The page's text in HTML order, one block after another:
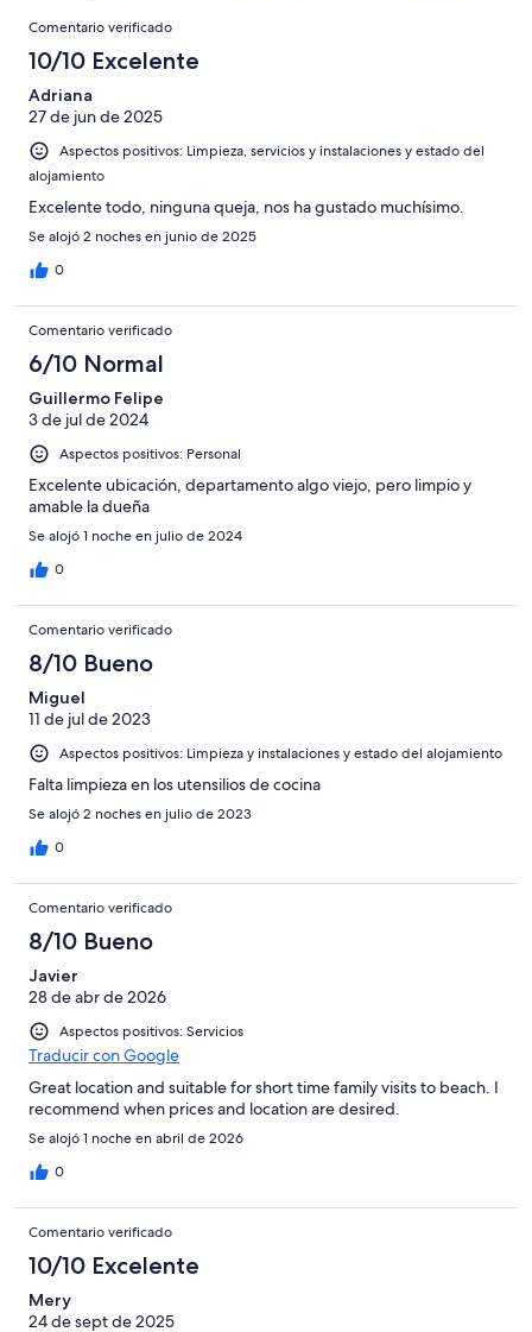
Bueno
puntuación
Normal
una
puntuación
Mediocre
30
una
puntuación
de
Comentarios
Comentario verificado
10/10 Excelente
Adriana
27 de jun de 2025
Aspectos positivos: Limpieza, servicios y instalaciones y estado del
alojamiento
Excelente todo, ninguna queja, nos ha gustado muchísimo.
Se alojó 2 noches en junio de 2025
0
Comentario verificado
6/10 Normal
Guillermo Felipe
3 de jul de 2024
Aspectos positivos: Personal
Excelente ubicación, departamento algo viejo, pero limpio y
amable la dueña
Se alojó 1 noche en julio de 2024
0
Comentario verificado
8/10 Bueno
Miguel
11 de jul de 2023
Aspectos positivos: Limpieza y instalaciones y estado del alojamiento
Falta limpieza en los utensilios de cocina
Se alojó 2 noches en julio de 2023
0
Comentario verificado
8/10 Bueno
Javier
28 de abr de 2026
Aspectos positivos: Servicios
Traducir con Google
Great location and suitable for short time family visits to beach. I
recommend when prices and location are desired.
Se alojó 1 noche en abril de 2026
0
Comentario verificado
10/10 Excelente
Mery
24 de sept de 2025